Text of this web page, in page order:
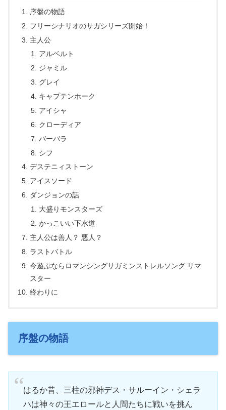
序盤の物語
フリーシナリオのサガシリーズ開始！
主人公
アルベルト
ジャミル
グレイ
キャプテンホーク
アイシャ
クローディア
バーバラ
シフ
デステニィストーン
アイスソード
ダンジョンの話
大盛りモンスターズ
かっこいい下水道
主人公は善人？ 悪人？
ラストバトル
今遊ぶならロマンシングサガミンストレルソング リマ
スター
終わりに
序盤の物語
はるか昔、三柱の邪神デス・サルーイン・シェラ
ハは神々の王エロールと人間たちに戦いを挑ん